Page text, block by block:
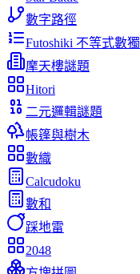
數字路徑
Futoshiki 不等式數獨
摩天樓謎題
Hitori
二元邏輯謎題
帳篷與樹木
數織
Calcudoku
數和
踩地雷
2048